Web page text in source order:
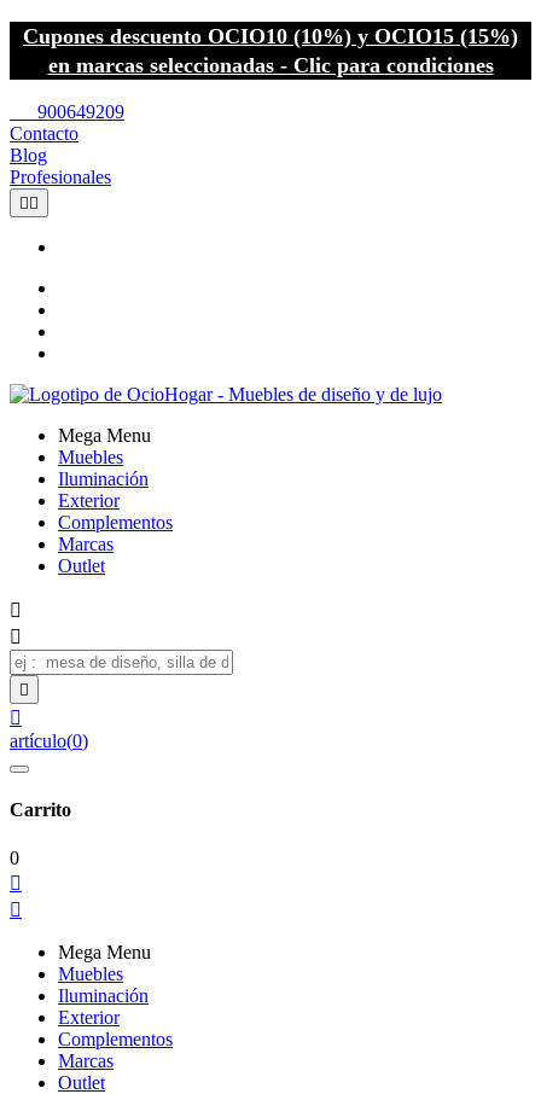
Cupones descuento OCIO10 (10%) y OCIO15 (15%)
en marcas seleccionadas - Clic para condiciones
900649209
Contacto
Blog
Profesionales
 
Mega Menu
Muebles
Iluminación
Exterior
Complementos
Marcas
Outlet




artículo(0)
Carrito
0


Mega Menu
Muebles
Iluminación
Exterior
Complementos
Marcas
Outlet